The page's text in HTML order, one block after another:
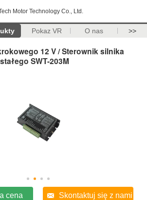
Motor Technology Co., Ltd.
Pokaz VR O nas >>
12 V / Sterownik silnika
SWT-203M
cena Skontaktuj się z nami